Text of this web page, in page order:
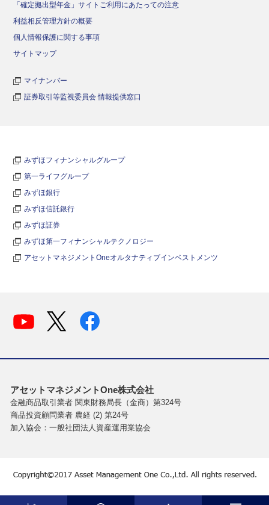
「確定拠出型年金」サイトご利用にあたっての注意
利益相反管理方針の概要
個人情報保護に関する事項
サイトマップ
マイナンバー
証券取引等監視委員会 情報提供窓口
みずほフィナンシャルグループ
第一ライフグループ
みずほ銀行
みずほ信託銀行
みずほ証券
みずほ第一フィナンシャルテクノロジー
アセットマネジメントOneオルタナティブインベストメンツ
アセットマネジメントOne株式会社
金融商品取引業者 関東財務局長（金商）第324号
商品投資顧問業者 農経 (2) 第24号
加入協会：一般社団法人資産運用業協会